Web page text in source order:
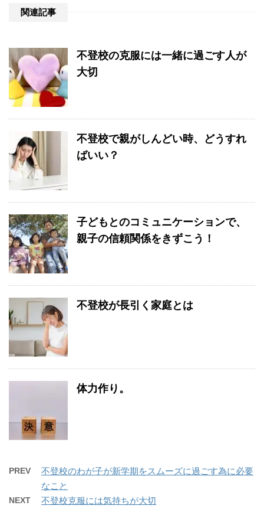
関連記事
不登校の克服には一緒に過ごす人が
大切
不登校で親がしんどい時、どうすれ
ばいい？
子どもとのコミュニケーションで、
親子の信頼関係をきずこう！
不登校が長引く家庭とは
体力作り。
PREV
不登校のわが子が新学期をスムーズに過ごす為に必要
なこと
NEXT 不登校克服には気持ちが大切